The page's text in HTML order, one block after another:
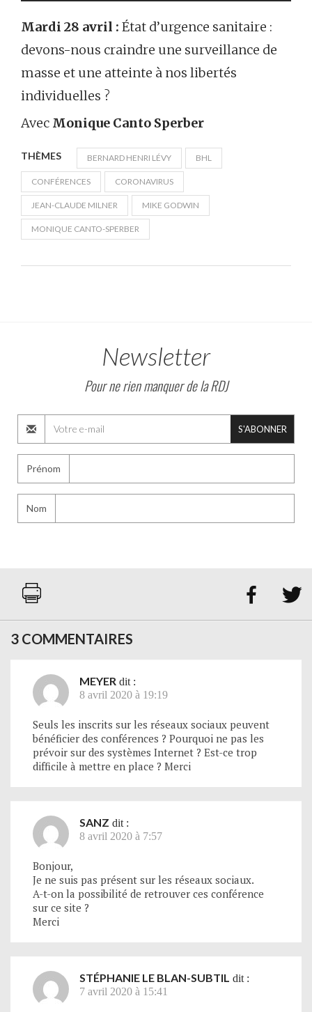
Mardi 28 avril : État d’urgence sanitaire :
devons-nous craindre une surveillance de
masse et une atteinte à nos libertés
individuelles ?
Avec Monique Canto Sperber
THÈMES BERNARD HENRI LÉVY BHL
CONFÉRENCES CORONAVIRUS
JEAN-CLAUDE MILNER MIKE GODWIN
MONIQUE CANTO-SPERBER
Newsletter
Pour ne rien manquer de la RDJ
S'ABONNER
Prénom
Nom
 
3 COMMENTAIRES
MEYER dit :
8 avril 2020 à 19:19
Seuls les inscrits sur les réseaux sociaux peuvent
bénéficier des conférences ? Pourquoi ne pas les
prévoir sur des systèmes Internet ? Est-ce trop
difficile à mettre en place ? Merci
SANZ dit :
8 avril 2020 à 7:57
Bonjour,
Je ne suis pas présent sur les réseaux sociaux.
A-t-on la possibilité de retrouver ces conférence
sur ce site ?
Merci
STÉPHANIE LE BLAN-SUBTIL dit :
7 avril 2020 à 15:41